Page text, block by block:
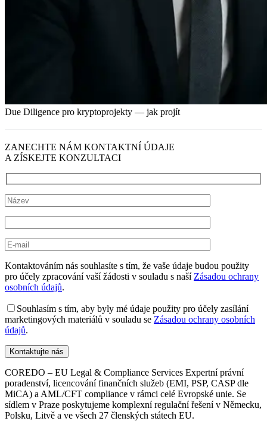
Due Diligence pro kryptoprojekty — jak projít
ZANECHTE NÁM KONTAKTNÍ ÚDAJE
A ZÍSKEJTE KONZULTACI
Kontaktováním nás souhlasíte s tím, že vaše údaje budou použity
pro účely zpracování vaší žádosti v souladu s naší Zásadou ochrany
osobních údajů.
Souhlasím s tím, aby byly mé údaje použity pro účely zasílání
marketingových materiálů v souladu se Zásadou ochrany osobních
údajů.
COREDO – EU Legal & Compliance Services Expertní právní
poradenství, licencování finančních služeb (EMI, PSP, CASP dle
MiCA) a AML/CFT compliance v rámci celé Evropské unie. Se
sídlem v Praze poskytujeme komplexní regulační řešení v Německu,
Polsku, Litvě a ve všech 27 členských státech EU.